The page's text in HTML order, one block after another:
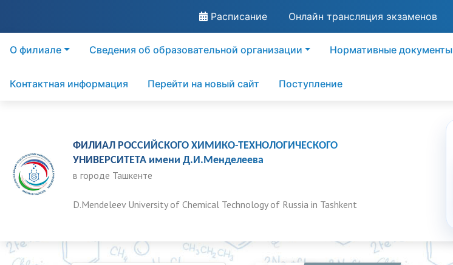
Расписание Онлайн трансляция экзаменов
О филиале Сведения об образовательной организации Нормативные документы
Контактная информация Перейти на новый сайт Поступление
ФИЛИАЛ РОССИЙСКОГО ХИМИКО-ТЕХНОЛОГИЧЕСКОГО
УНИВЕРСИТЕТА имени Д.И.Менделеева
в городе Ташкенте
D.Mendeleev University of Chemical Technology of Russia in Tashkent